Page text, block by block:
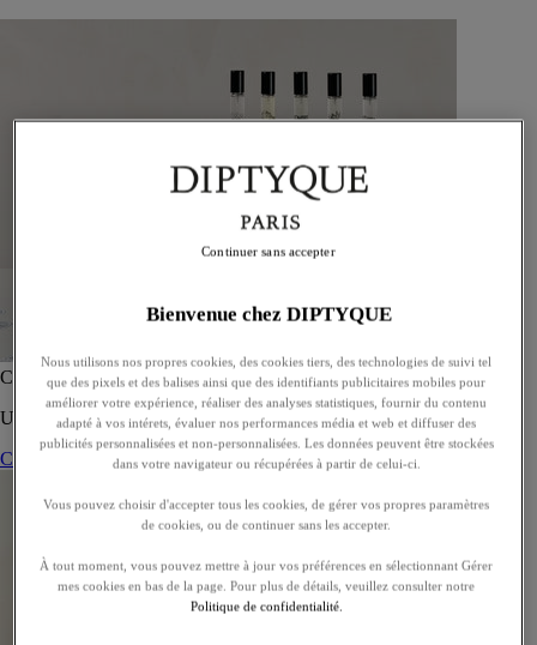
Coffret de 5 eaux de toilette - À composer
Un coffret sur-mesure de cinq eaux de toilette, à offrir ou s’offrir.
Composer son coffret
Bienvenue chez DIPTYQUE
Nous utilisons nos propres cookies, des cookies tiers, des technologies de suivi tel
que des pixels et des balises ainsi que des identifiants publicitaires mobiles pour
améliorer votre expérience, réaliser des analyses statistiques, fournir du contenu
adapté à vos intérets, évaluer nos performances média et web et diffuser des
publicités personnalisées et non-personnalisées. Les données peuvent être stockées
dans votre navigateur ou récupérées à partir de celui-ci.
Vous pouvez choisir d'accepter tous les cookies, de gérer vos propres paramètres
de cookies, ou de continuer sans les accepter.
À tout moment, vous pouvez mettre à jour vos préférences en sélectionnant Gérer
mes cookies en bas de la page. Pour plus de détails, veuillez consulter notre
Politique de confidentialité.
Continuer sans accepter